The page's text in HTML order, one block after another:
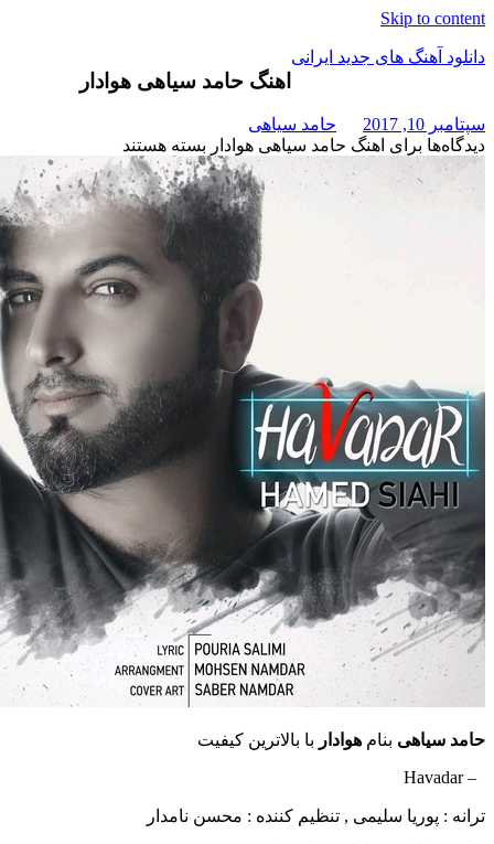
Skip
های جدید ایرانی
اهنگ حامد سیاهی هوادار
حامد سیاهی
برای اهنگ حامد سیاهی هواداربسته هستند
بنامهواداربا بالاترین کیفیت
سلیمی , تنظیم کننده : محسن نامدار